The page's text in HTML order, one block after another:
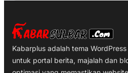
Kabarplus adalah tema
untuk portal berita, majalah dan